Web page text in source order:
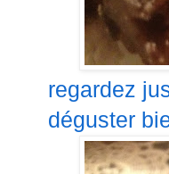
regardez
déguster